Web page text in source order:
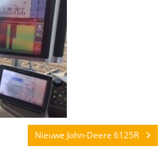
Nieuwe John-Deere 6125R